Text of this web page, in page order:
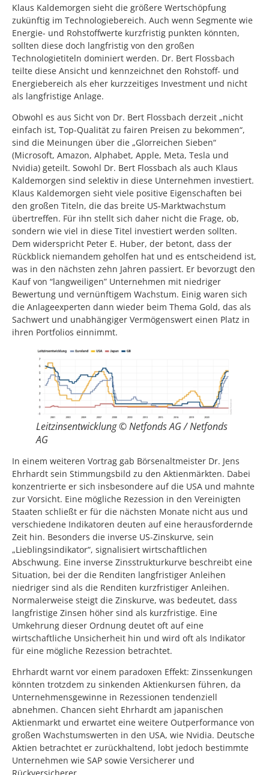
Klaus Kaldemorgen sieht die größere Wertschöpfung
zukünftig im Technologiebereich. Auch wenn Segmente wie
Energie- und Rohstoffwerte kurzfristig punkten könnten,
sollten diese doch langfristig von den großen
Technologietiteln dominiert werden. Dr. Bert Flossbach
teilte diese Ansicht und kennzeichnet den Rohstoff- und
Energiebereich als eher kurzzeitiges Investment und nicht
als langfristige Anlage.
Obwohl es aus Sicht von Dr. Bert Flossbach derzeit „nicht
einfach ist, Top-Qualität zu fairen Preisen zu bekommen“,
sind die Meinungen über die „Glorreichen Sieben“
(Microsoft, Amazon, Alphabet, Apple, Meta, Tesla und
Nvidia) geteilt. Sowohl Dr. Bert Flossbach als auch Klaus
Kaldemorgen sind selektiv in diese Unternehmen investiert.
Klaus Kaldemorgen sieht viele positive Eigenschaften bei
den großen Titeln, die das breite US-Marktwachstum
übertreffen. Für ihn stellt sich daher nicht die Frage, ob,
sondern wie viel in diese Titel investiert werden sollten.
Dem widerspricht Peter E. Huber, der betont, dass der
Rückblick niemandem geholfen hat und es entscheidend ist,
was in den nächsten zehn Jahren passiert. Er bevorzugt den
Kauf von “langweiligen” Unternehmen mit niedriger
Bewertung und vernünftigem Wachstum. Einig waren sich
die Anlageexperten dann wieder beim Thema Gold, das als
Sachwert und unabhängiger Vermögenswert einen Platz in
ihren Portfolios einnimmt.
Leitzinsentwicklung © Netfonds AG / Netfonds
AG
In einem weiteren Vortrag gab Börsenaltmeister Dr. Jens
Ehrhardt sein Stimmungsbild zu den Aktienmärkten. Dabei
konzentrierte er sich insbesondere auf die USA und mahnte
zur Vorsicht. Eine mögliche Rezession in den Vereinigten
Staaten schließt er für die nächsten Monate nicht aus und
verschiedene Indikatoren deuten auf eine herausfordernde
Zeit hin. Besonders die inverse US-Zinskurve, sein
„Lieblingsindikator“, signalisiert wirtschaftlichen
Abschwung. Eine inverse Zinsstrukturkurve beschreibt eine
Situation, bei der die Renditen langfristiger Anleihen
niedriger sind als die Renditen kurzfristiger Anleihen.
Normalerweise steigt die Zinskurve, was bedeutet, dass
langfristige Zinsen höher sind als kurzfristige. Eine
Umkehrung dieser Ordnung deutet oft auf eine
wirtschaftliche Unsicherheit hin und wird oft als Indikator
für eine mögliche Rezession betrachtet.
Ehrhardt warnt vor einem paradoxen Effekt: Zinssenkungen
könnten trotzdem zu sinkenden Aktienkursen führen, da
Unternehmensgewinne in Rezessionen tendenziell
abnehmen. Chancen sieht Ehrhardt am japanischen
Aktienmarkt und erwartet eine weitere Outperformance von
großen Wachstumswerten in den USA, wie Nvidia. Deutsche
Aktien betrachtet er zurückhaltend, lobt jedoch bestimmte
Unternehmen wie SAP sowie Versicherer und